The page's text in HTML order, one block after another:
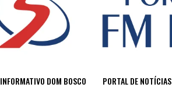
INFORMATIVO DOM BOSCO PORTAL DE NOTÍCIAS